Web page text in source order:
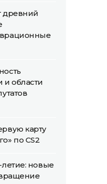
древний
и области
карту
по CS2
новые